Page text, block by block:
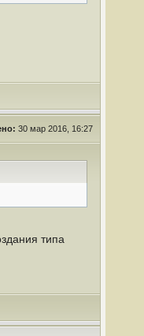
30 мар 2016, 16:27
типа